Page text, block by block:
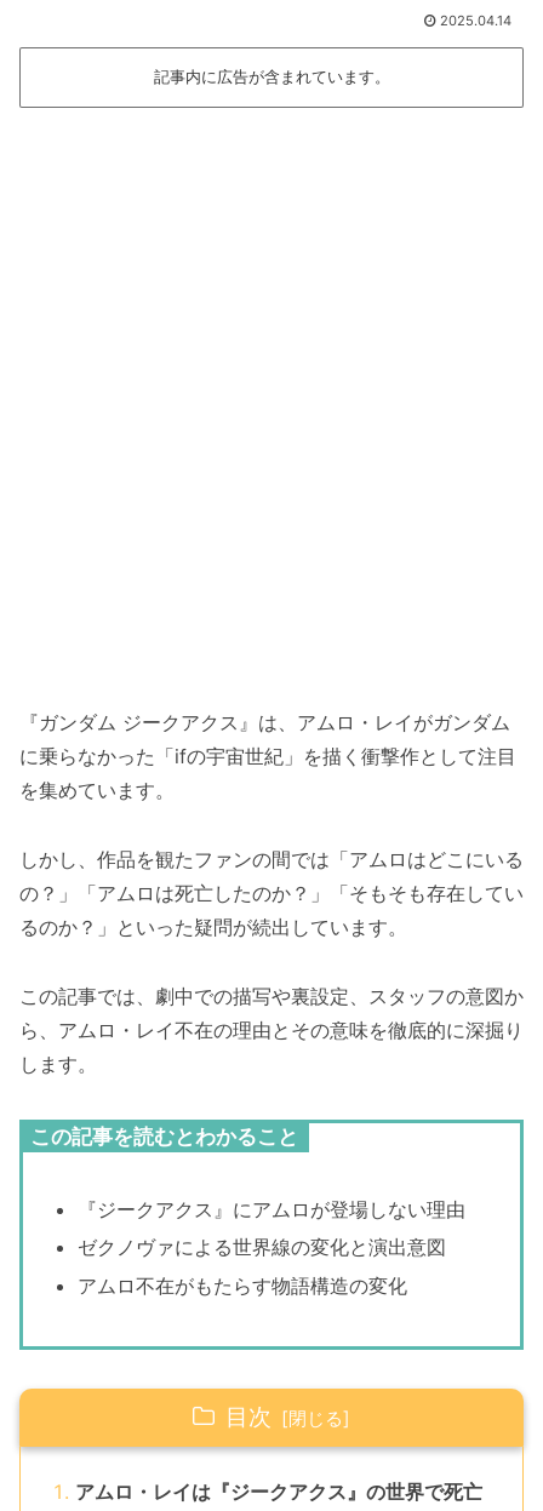
2025.04.14
記事内に広告が含まれています。
『ガンダム ジークアクス』は、アムロ・レイがガンダム
に乗らなかった「ifの宇宙世紀」を描く衝撃作として注目
を集めています。
しかし、作品を観たファンの間では「アムロはどこにいる
の？」「アムロは死亡したのか？」「そもそも存在してい
るのか？」といった疑問が続出しています。
この記事では、劇中での描写や裏設定、スタッフの意図か
ら、アムロ・レイ不在の理由とその意味を徹底的に深掘り
します。
この記事を読むとわかること
『ジークアクス』にアムロが登場しない理由
ゼクノヴァによる世界線の変化と演出意図
アムロ不在がもたらす物語構造の変化
目次
アムロ・レイは『ジークアクス』の世界で死亡